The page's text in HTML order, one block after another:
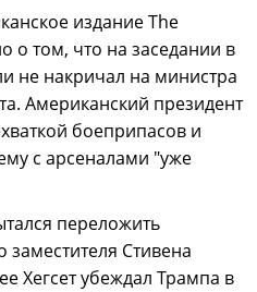
издание The
о том, что на заседании в
не накричал на министра
Американский президент
боеприпасов и
с арсеналами "уже
переложить
заместителя Стивена
Хегсет убеждал Трампа в